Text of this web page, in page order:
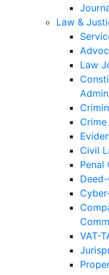
Law &
Law
Civil
Penal
VAT-